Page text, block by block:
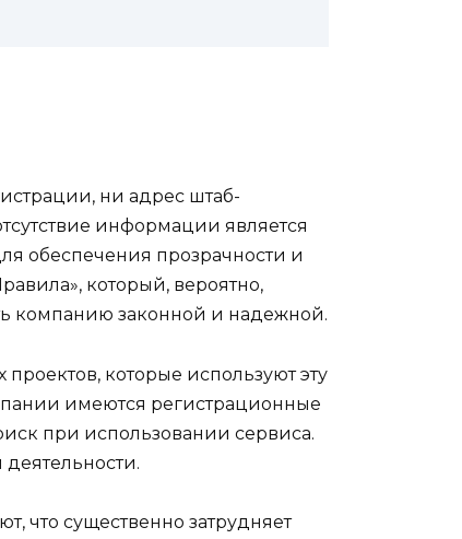
ни адрес штаб-
информации является
обеспечения прозрачности и
который, вероятно,
компанию законной и надежной.
которые используют эту
имеются регистрационные
при использовании сервиса.
что существенно затрудняет